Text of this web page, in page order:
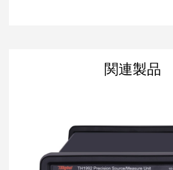
関連製品